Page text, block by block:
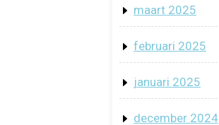
maart 2025
februari 2025
januari 2025
december 2024